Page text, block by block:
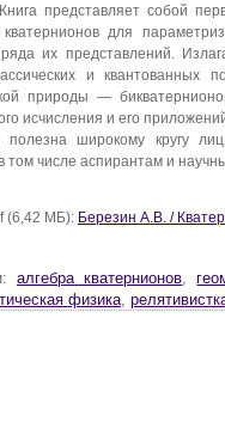
Книга представляет собой
для
их представлений.
и квантованных
природы —
исчисления и его
широкому кругу
том числе аспирантам и
(6,42 МБ): Березин А.В. /
алгебра кватернионов,
физика,